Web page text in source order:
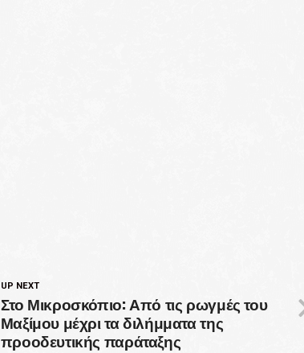
UP NEXT
Στο Μικροσκόπιο: Από τις ρωγμές του
Μαξίμου μέχρι τα διλήμματα της
προοδευτικής παράταξης